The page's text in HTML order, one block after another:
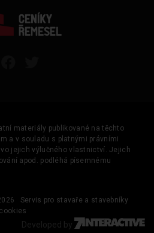
materiály publikované na těchto
a v souladu s platnými právními
jejich výlučného vlastnictví. Jejich
apod. podléhá písemnému
Servis pro stavaře a stavebníky
Developed by